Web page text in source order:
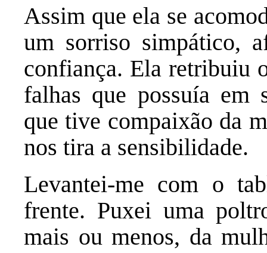
Assim que ela se
um sorriso simpático,
confiança. Ela retribuiu
falhas que possuía em
que tive compaixão da
nos tira a sensibilidade.
Levantei-me com o
frente. Puxei uma
mais ou menos, da